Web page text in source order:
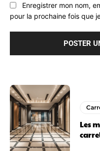
Enregistrer mon nom,
pour la prochaine fois que
Les